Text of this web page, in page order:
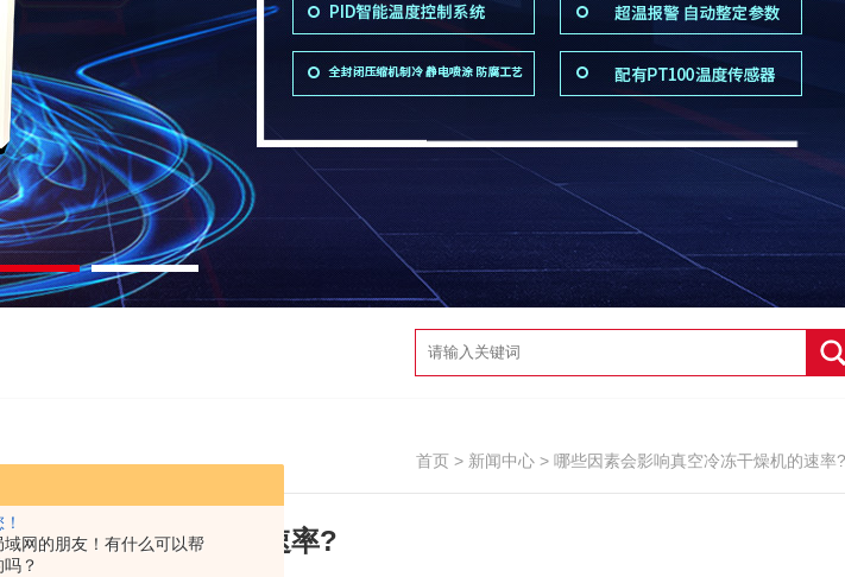
域网的朋友！有什么可以帮
？
首页 > 新闻中心 > 哪些因素会影响真空冷冻干燥机的速率?
响真空冷冻干燥机的速率?